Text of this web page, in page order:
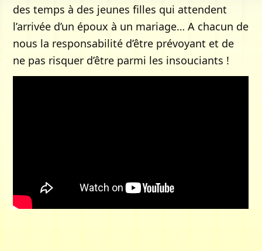
des temps à des jeunes filles qui attendent
l’arrivée d’un époux à un mariage… A chacun de
nous la responsabilité d’être prévoyant et de
ne pas risquer d’être parmi les insouciants !